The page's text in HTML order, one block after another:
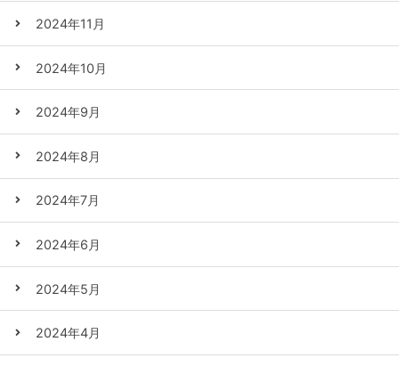
2024年11月
2024年10月
2024年9月
2024年8月
2024年7月
2024年6月
2024年5月
2024年4月